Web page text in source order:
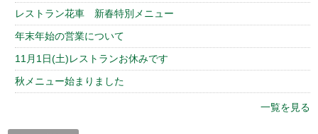
レストラン花車 新春特別メニュー
年末年始の営業について
11月1日(土)レストランお休みです
秋メニュー始まりました
一覧を見る